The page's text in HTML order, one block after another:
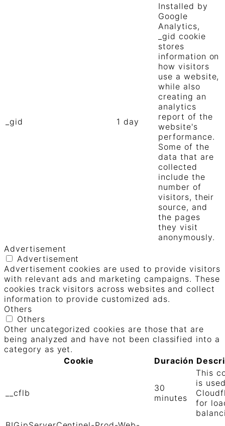
_gid 1 day
Installed by
Google
Analytics,
_gid cookie
stores
information on
how visitors
use a website,
while also
creating an
analytics
report of the
website's
performance.
Some of the
data that are
collected
include the
number of
visitors, their
source, and
the pages
they visit
anonymously.
Advertisement
Advertisement
Advertisement cookies are used to provide visitors
with relevant ads and marketing campaigns. These
cookies track visitors across websites and collect
information to provide customized ads.
Others
Others
Other uncategorized cookies are those that are
being analyzed and have not been classified into a
category as yet.
Cookie
Duración
__cflb
30
minutes
This
is
for